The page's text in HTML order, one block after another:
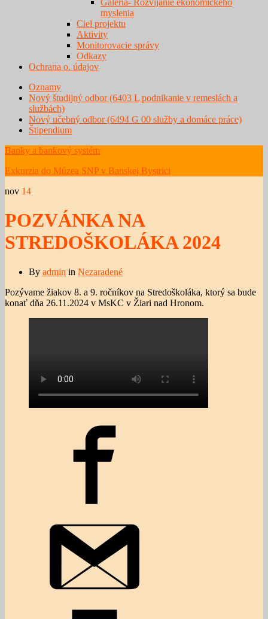
Galéria- Rozvíjanie ekonomického
myslenia
Ciel projektu
Aktivity
Monitorovacie správy
Odkazy
Ochrana o. údajov
Oznamy
Nový študijný odbor (6403 L podnikanie v remeslách a
službách)
Nový učebný odbor (6494 G 00 služby a domáce práce)
Štipendium
Banky a bankový systém
Exkurzia do Múzea SNP v Banskej Bystrici
nov 14
POZVÁNKA NA
STREDOŠKOLÁKA 2024
By admin in Nezaradené
Pozývame žiakov 8. a 9. ročníkov na Stredoškoláka, ktorý sa bude
konať dňa 26.11.2024 v MsKC v Žiari nad Hronom.